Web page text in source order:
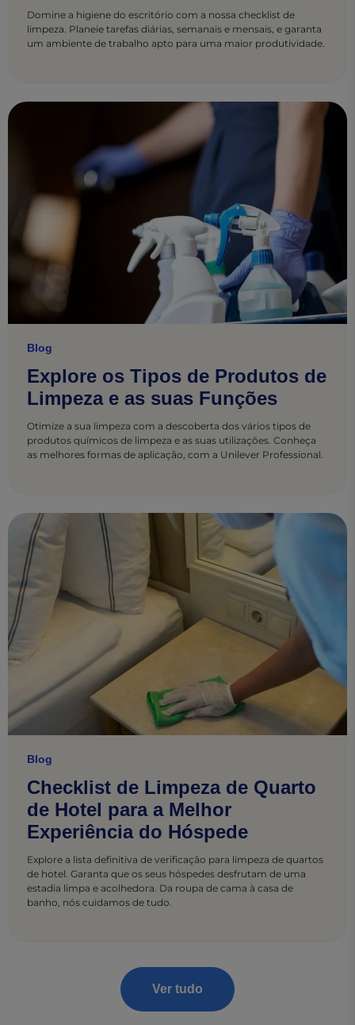
Domine a higiene do escritório com a nossa checklist de
limpeza. Planeie tarefas diárias, semanais e mensais, e garanta
um ambiente de trabalho apto para uma maior produtividade.
Blog
Explore os Tipos de Produtos de
Limpeza e as suas Funções
Otimize a sua limpeza com a descoberta dos vários tipos de
produtos químicos de limpeza e as suas utilizações. Conheça
as melhores formas de aplicação, com a Unilever Professional.
Blog
Checklist de Limpeza de Quarto
de Hotel para a Melhor
Experiência do Hóspede
Explore a lista definitiva de verificação para limpeza de quartos
de hotel. Garanta que os seus hóspedes desfrutam de uma
estadia limpa e acolhedora. Da roupa de cama à casa de
banho, nós cuidamos de tudo.
Ver tudo